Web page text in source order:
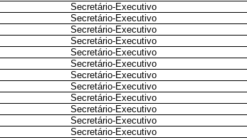
Secretário-Executivo
Secretário-Executivo
Secretário-Executivo
Secretário-Executivo
Secretário-Executivo
Secretário-Executivo
Secretário-Executivo
Secretário-Executivo
Secretário-Executivo
Secretário-Executivo
Secretário-Executivo
Secretário-Executivo